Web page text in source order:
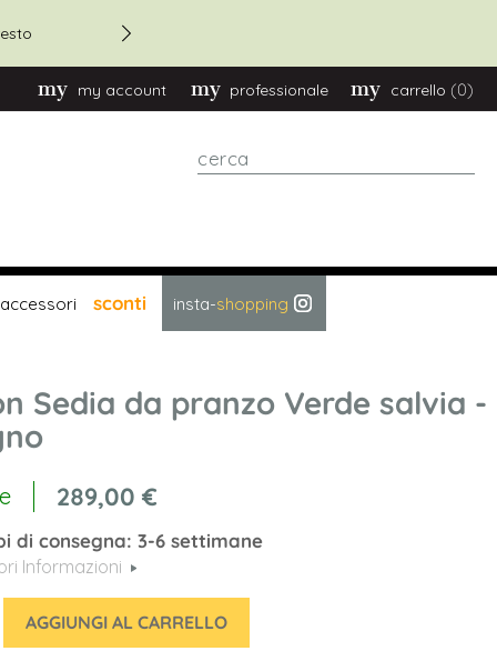
my account professionale carrello (0)
cerca
accessori sconti insta-shopping
Sedia da pranzo Verde salvia -
289,00 €
di consegna: 3-6 settimane
Informazioni
AGGIUNGI AL CARRELLO